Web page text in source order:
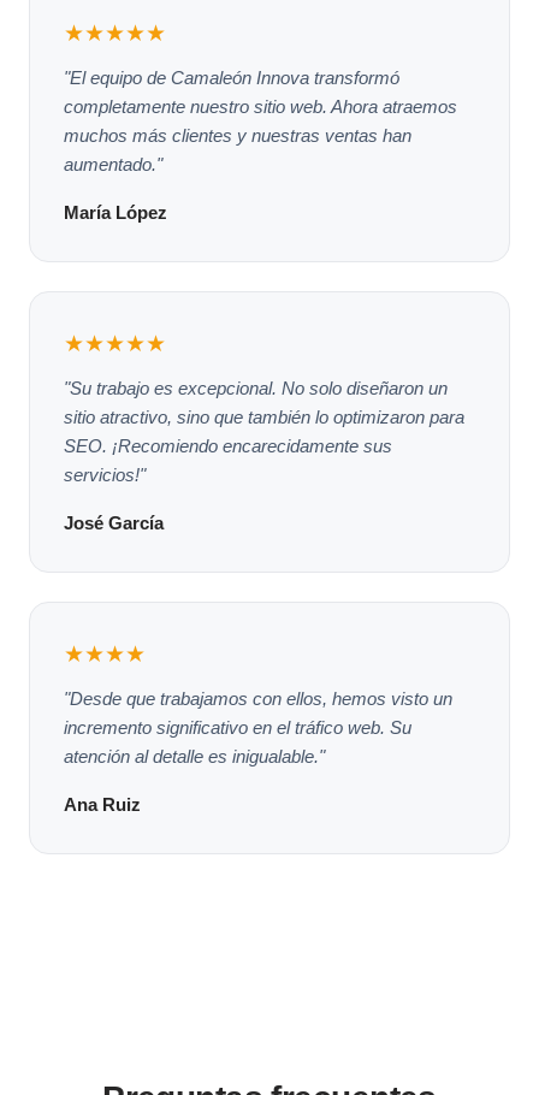
★★★★★
"El equipo de Camaleón Innova transformó
completamente nuestro sitio web. Ahora atraemos
muchos más clientes y nuestras ventas han
aumentado."
María López
★★★★★
"Su trabajo es excepcional. No solo diseñaron un
sitio atractivo, sino que también lo optimizaron para
SEO. ¡Recomiendo encarecidamente sus
servicios!"
José García
★★★★
"Desde que trabajamos con ellos, hemos visto un
incremento significativo en el tráfico web. Su
atención al detalle es inigualable."
Ana Ruiz